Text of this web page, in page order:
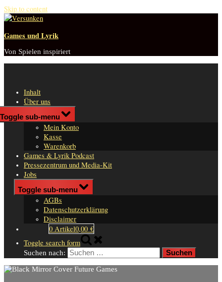
Skip to content
Games und Lyrik
Von Spielen inspiriert
Inhalt
Über uns
Shop
Toggle sub-menu
Mein Konto
Kasse
Warenkorb
Games & Lyrik Podcast
Pressezentrum und Media-Kit
Jobs
Impressum
Toggle sub-menu
AGBs
Datenschutzerklärung
Disclaimer
0 Artikel0,00 €
Toggle search form
Suchen nach: